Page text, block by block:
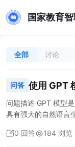
国家教育智
全部 讨论
问答 使用 GPT
问题描述 GPT 模型
具有强大的自然语言
用户带来实际的使用
0 回答 184 浏览